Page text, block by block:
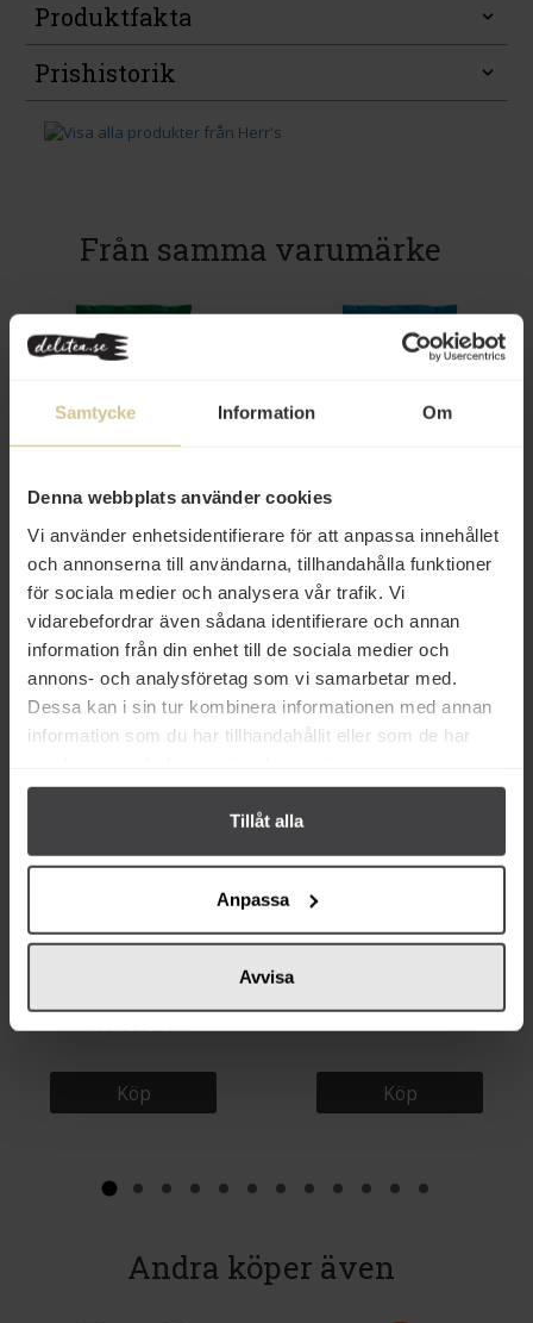
Samtycke Information Om
Denna webbplats använder cookies
Vi använder enhetsidentifierare för att anpassa innehållet
och annonserna till användarna, tillhandahålla funktioner
för sociala medier och analysera vår trafik. Vi
vidarebefordrar även sådana identifierare och annan
information från din enhet till de sociala medier och
annons- och analysföretag som vi samarbetar med.
Dessa kan i sin tur kombinera informationen med annan
information som du har tillhandahållit eller som de har
Tillåt alla
Anpassa
Avvisa
Produktfakta
Prishistorik
Från samma varumärke
30 kr
Herr's Jalapeño Poppers Cheese
Köp
Herr's Buffalo Blue Cheese Curls
Köp
Chili Klaus Hot Sauce Reaper
Knockout 150ml
Köp
La Chinata Paprika Rökt Het 70g
Köp
Andra köper även